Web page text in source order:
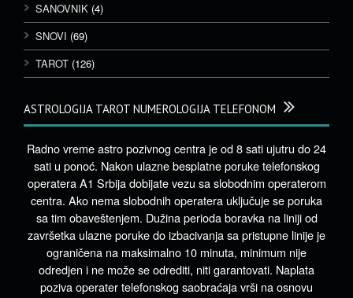
SANOVNIK (4)
SNOVI (69)
TAROT (126)
ASTROLOGIJA TAROT NUMEROLOGIJA TELEFONOM
Radno vreme astro pozivnog centra je od 8 sati ujutru do 24
sati u ponoć. Nakon ulazne besplatne poruke telefonskog
operatera A1 Srbija dobijate vezu sa slobodnim operaterom
centra. Ako nema slobodnih operatera uključuje se poruka
sa tim obaveštenjem. Dužina perioda boravka na liniji od
završetka ulazne poruke do izbacivanja sa pristupne linije je
ograničena na maksimalno 10 minuta, minimum nije
odredjen i ne može se odrediti, niti garantovati. Naplata
poziva operater telefonskog saobraćaja vrši na osnovu